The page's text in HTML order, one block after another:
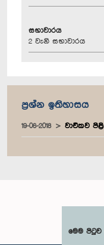
සභාවාරය
2 වැනි සභාවාරය
ප්‍රශ්න ඉතිහාසය
19-06-2018 වාචිකව
මෙම පිටුව